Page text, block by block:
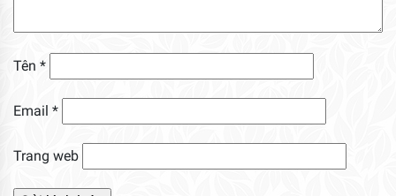
Tên *
Email *
Trang web